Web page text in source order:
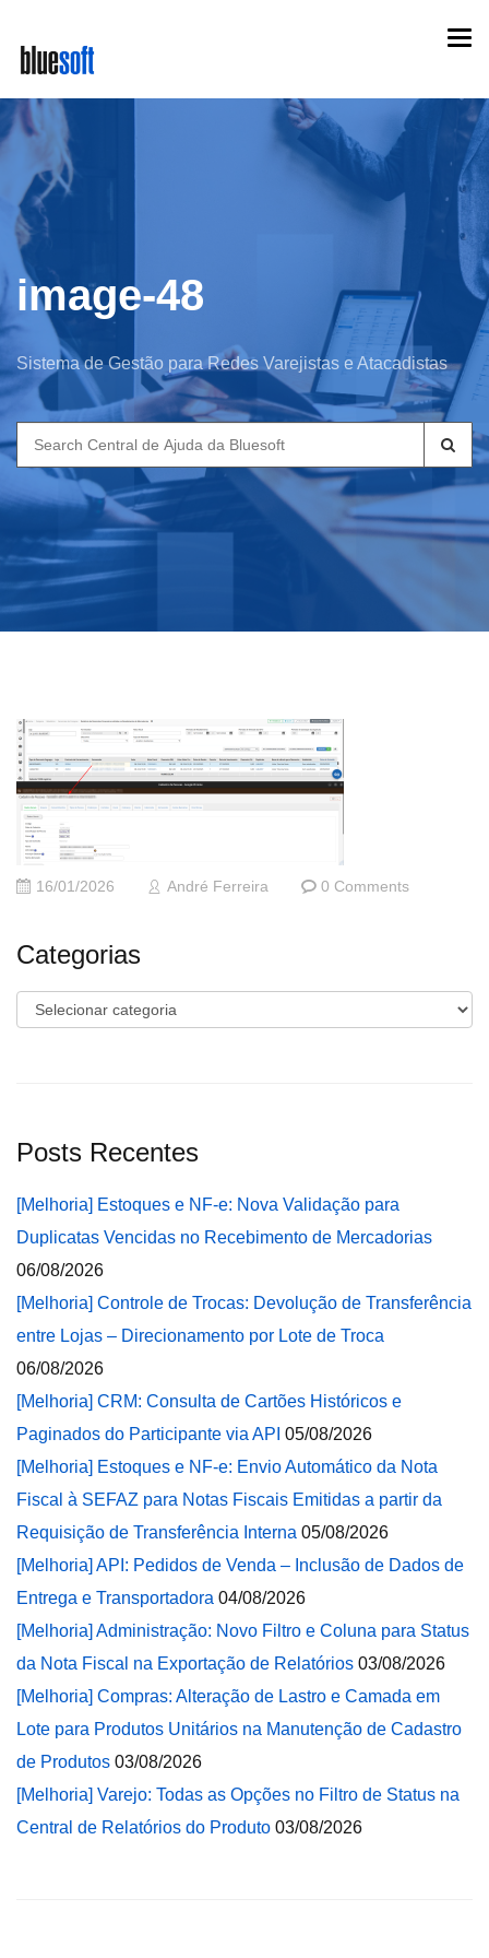
main
content
image-48
Sistema de Gestão para Redes Varejistas e Atacadistas
Search
for:
16/01/2026 André Ferreira 0 Comments
Categorias
Categorias
Posts Recentes
[Melhoria] Estoques e NF-e: Nova Validação para
Duplicatas Vencidas no Recebimento de Mercadorias
06/08/2026
[Melhoria] Controle de Trocas: Devolução de Transferência
entre Lojas – Direcionamento por Lote de Troca
06/08/2026
[Melhoria] CRM: Consulta de Cartões Históricos e
Paginados do Participante via API 05/08/2026
[Melhoria] Estoques e NF-e: Envio Automático da Nota
Fiscal à SEFAZ para Notas Fiscais Emitidas a partir da
Requisição de Transferência Interna 05/08/2026
[Melhoria] API: Pedidos de Venda – Inclusão de Dados de
Entrega e Transportadora 04/08/2026
[Melhoria] Administração: Novo Filtro e Coluna para Status
da Nota Fiscal na Exportação de Relatórios 03/08/2026
[Melhoria] Compras: Alteração de Lastro e Camada em
Lote para Produtos Unitários na Manutenção de Cadastro
de Produtos 03/08/2026
[Melhoria] Varejo: Todas as Opções no Filtro de Status na
Central de Relatórios do Produto 03/08/2026